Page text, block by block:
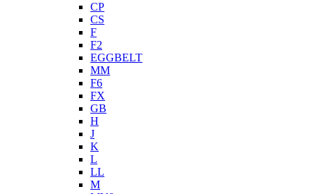
CP
CS
F
F2
EGGBELT
MM
F6
FX
GB
H
J
K
L
LL
M